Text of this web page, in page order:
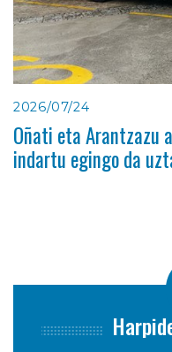
2026/07/24
Oñati eta Arantzazu
indartu egingo da